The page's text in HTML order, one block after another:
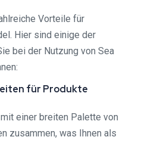
Vorteile für
Hier sind einige der
bei der Nutzung von Sea
für Produkte
einer breiten Palette von
zusammen, was Ihnen als